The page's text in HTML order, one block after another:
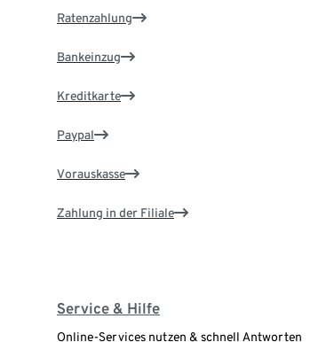
Ratenzahlung
Bankeinzug
Kreditkarte
Paypal
Vorauskasse
Zahlung in der Filiale
Service & Hilfe
Online-Services nutzen & schnell Antworten